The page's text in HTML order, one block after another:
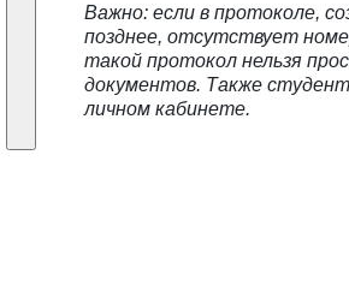
Важно: если в протоколе,
позднее, отсутствует
такой протокол нельзя
документов. Также
личном кабинете.